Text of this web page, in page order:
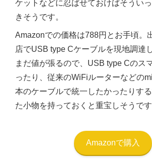
ケットなどに忍ばせておけばそうい
きそうです。
Amazonでの価格は788円とお手頃。
店でUSB type Cケーブルを現地調達
まだ値が張るので、USB type Cのス
ったり、従来のWiFiルーターなどの
本のケーブルで統一したかったりす
た小物を持っておくと重宝しそうです
Amazonで購入